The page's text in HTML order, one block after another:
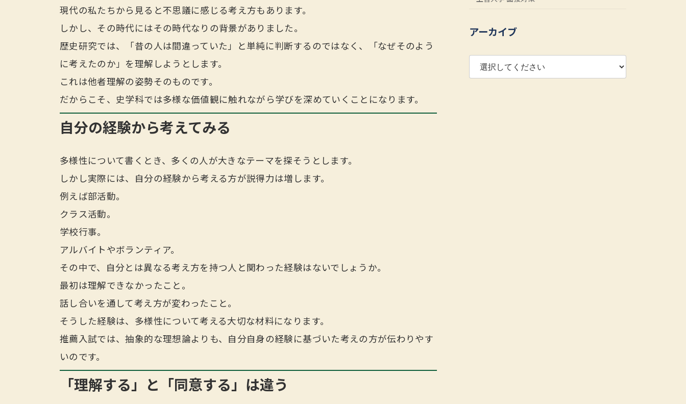
現代の私たちから見ると不思議に感じる考え方もあります。
しかし、その時代にはその時代なりの背景がありました。
歴史研究では、「昔の人は間違っていた」と単純に判断するのではなく、「なぜそのよう
に考えたのか」を理解しようとします。
これは他者理解の姿勢そのものです。
だからこそ、史学科では多様な価値観に触れながら学びを深めていくことになります。
自分の経験から考えてみる
多様性について書くとき、多くの人が大きなテーマを探そうとします。
しかし実際には、自分の経験から考える方が説得力は増します。
例えば部活動。
クラス活動。
学校行事。
アルバイトやボランティア。
その中で、自分とは異なる考え方を持つ人と関わった経験はないでしょうか。
最初は理解できなかったこと。
話し合いを通して考え方が変わったこと。
そうした経験は、多様性について考える大切な材料になります。
推薦入試では、抽象的な理想論よりも、自分自身の経験に基づいた考えの方が伝わりやす
いのです。
「理解する」と「同意する」は違う
アーカイブ